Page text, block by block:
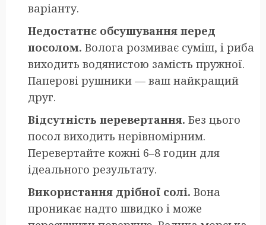
варіанту.
Недостатнє обсушування перед
посолом. Волога розмиває суміш, і риба
виходить водянистою замість пружної.
Паперові рушники — ваш найкращий
друг.
Відсутність перевертання. Без цього
посол виходить нерівномірним.
Перевертайте кожні 6–8 годин для
ідеального результату.
Використання дрібної солі. Вона
проникає надто швидко і може